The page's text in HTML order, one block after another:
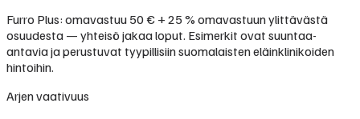
Furro Plus: omavastuu 50 € + 25 % omavastuun ylittävästä
osuudesta — yhteisö jakaa loput. Esimerkit ovat suuntaa-
antavia ja perustuvat tyypillisiin suomalaisten eläinklinikoiden
hintoihin.
Arjen vaativuus